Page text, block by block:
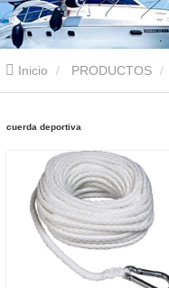
Inicio PRODUCTOS
cuerda deportiva